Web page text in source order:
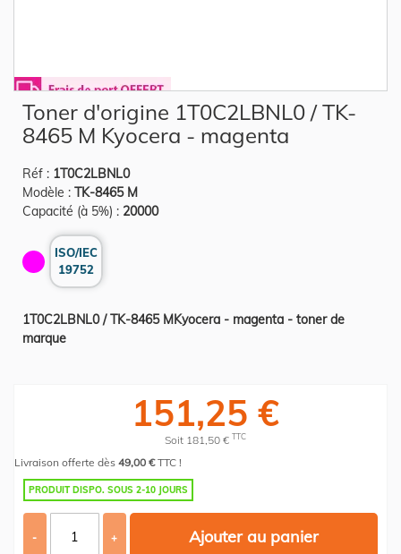
the
beginning
images
gallery
Toner d'origine 1T0C2LBNL0 / TK-
8465 M Kyocera - magenta
Réf : 1T0C2LBNL0
Modèle : TK-8465 M
Capacité (à 5%) : 20000
ISO/IEC
19752
1T0C2LBNL0 / TK-8465 MKyocera - magenta - toner de
marque
151,25 €
Soit 181,50 € TTC
Livraison offerte dès 49,00 €TTC !
PRODUIT DISPO. SOUS 2-10 JOURS
- + Ajouter au panier